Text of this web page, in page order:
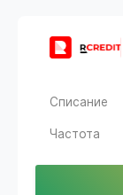
Списание
Частота